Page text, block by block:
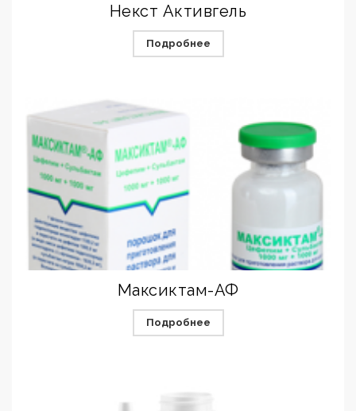
Некст Активгель
Подробнее
Максиктам-АФ
Подробнее